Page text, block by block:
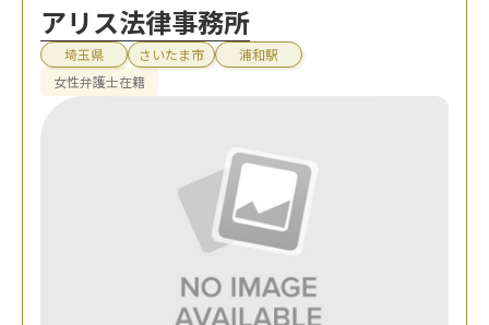
アリス法律事務所
埼玉県 さいたま市
浦和駅
女性弁護士在籍